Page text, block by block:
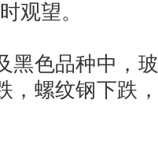
望。
色品种中，玻
，螺纹钢下跌